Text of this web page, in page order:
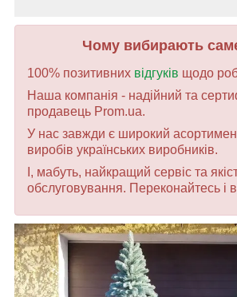
Чому вибирають
100% позитивних відгуків щодо
Наша компанія - надійний та
продавець Prom.ua.
У нас завжди є широкий
виробів українських виробників.
І, мабуть, найкращий сервіс та
обслуговування. Переконайтесь і